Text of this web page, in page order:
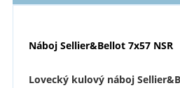
Náboj Sellier&Bellot 7x57 NSR
Lovecký kulový náboj